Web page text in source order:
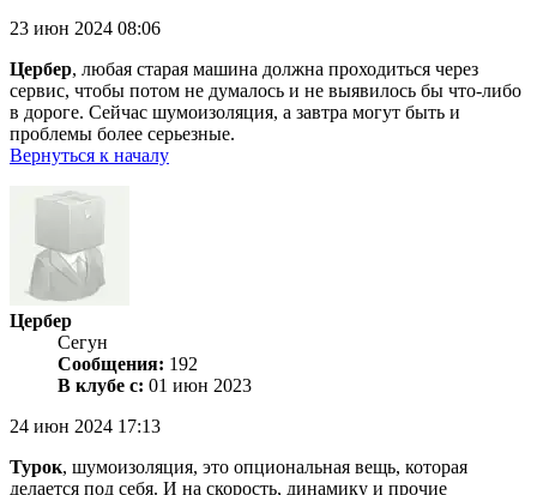
23 июн 2024 08:06
Цербер, любая старая машина должна проходиться через
сервис, чтобы потом не думалось и не выявилось бы что-либо
в дороге. Сейчас шумоизоляция, а завтра могут быть и
проблемы более серьезные.
Вернуться к началу
Цербер
Сегун
Сообщения: 192
В клубе с: 01 июн 2023
24 июн 2024 17:13
Турок, шумоизоляция, это опциональная вещь, которая
делается под себя. И на скорость, динамику и прочие